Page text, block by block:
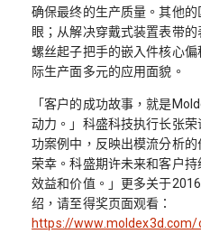
确保最终的生产质量。其他
眼；从解决穿戴式装置表带
螺丝起子把手的嵌入件核心
际生产面多元的应用面貌。
「客户的成功故事，就是
动力。」科盛科技执行长张
功案例中，反映出模流分析
荣幸。科盛期许未来和客户
效益和价值。」更多关于
绍，请至得奖页面观看：
https://